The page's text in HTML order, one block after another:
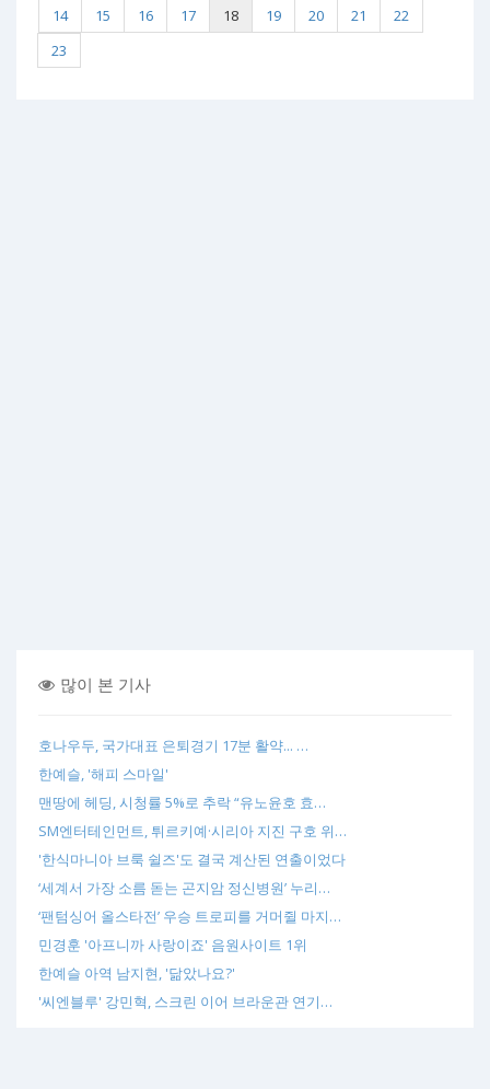
14 15 16 17 18 19 20 21
22
23
많이 본 기사
호나우두, 국가대표 은퇴경기 17분 활약... …
한예슬, '해피 스마일'
맨땅에 헤딩, 시청률 5%로 추락 “유노윤호 효…
SM엔터테인먼트, 튀르키예·시리아 지진 구호 위…
'한식마니아 브룩 쉴즈'도 결국 계산된 연출이었다
‘세계서 가장 소름 돋는 곤지암 정신병원’ 누리…
‘팬텀싱어 올스타전’ 우승 트로피를 거머쥘 마지…
민경훈 '아프니까 사랑이죠' 음원사이트 1위
한예슬 아역 남지현, '닮았나요?'
'씨엔블루' 강민혁, 스크린 이어 브라운관 연기…